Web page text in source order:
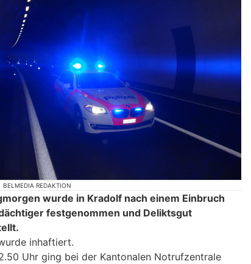
BELMEDIA REDAKTION
wurde in Kradolf nach einem Einbruch
festgenommen und Deliktsgut
inhaftiert.
Uhr ging bei der Kantonalen Notrufzentrale